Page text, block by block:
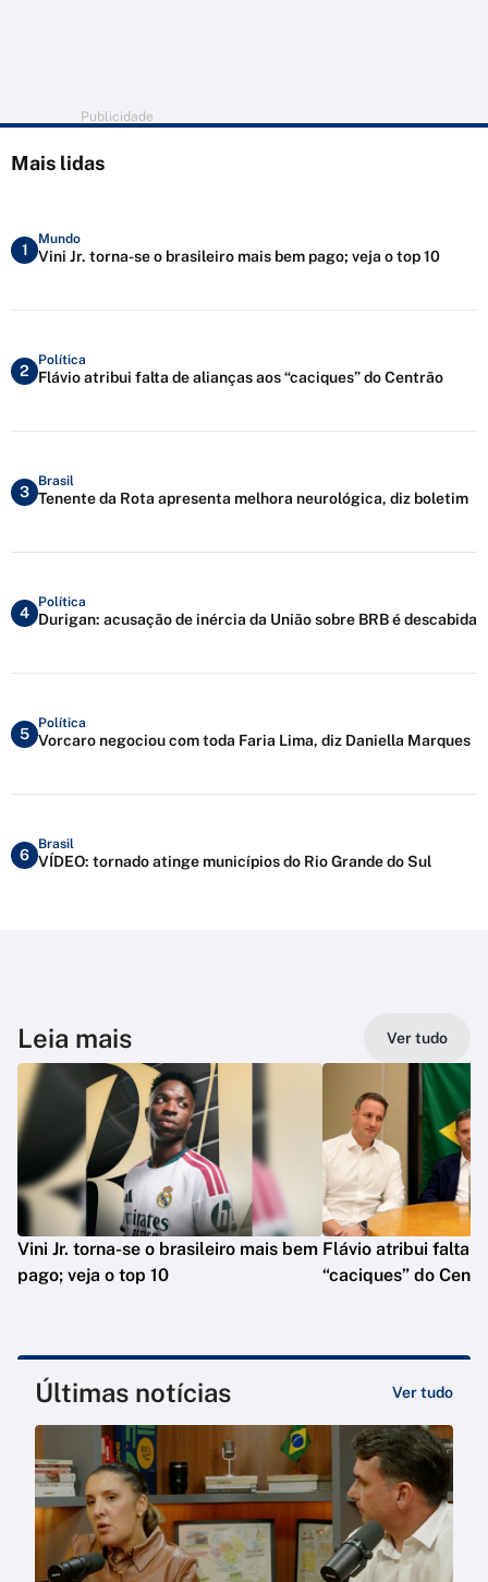
Publicidade
Mais lidas
1
Mundo
Vini Jr. torna-se o brasileiro mais bem pago; veja o top 10
2
Política
Flávio atribui falta de alianças aos “caciques” do Centrão
3
Brasil
Tenente da Rota apresenta melhora neurológica, diz boletim
4
Política
Durigan: acusação de inércia da União sobre BRB é descabida
5
Política
Vorcaro negociou com toda Faria Lima, diz Daniella Marques
6
Brasil
VÍDEO: tornado atinge municípios do Rio Grande do Sul
Leia mais Ver tudo
Vini Jr. torna-se o brasileiro mais bem
pago; veja o top 10
Flávio atribui falta
“caciques” do
Últimas notícias Ver tudo